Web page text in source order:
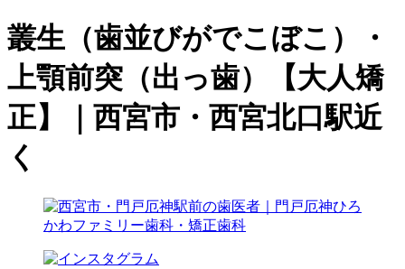
叢生（歯並びがでこぼこ）・
上顎前突（出っ歯）【大人矯
正】｜西宮市・西宮北口駅近
く